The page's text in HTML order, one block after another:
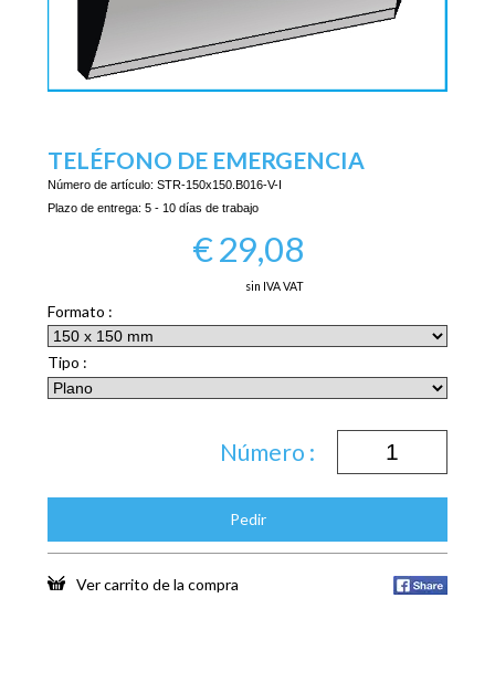
TELÉFONO DE EMERGENCIA
Número de artículo: STR-150x150.B016-V-I
Plazo de entrega: 5 - 10 días de trabajo
€29,08
sin IVA VAT
Formato :
Tipo :
Número :
Pedir
Ver carrito de la compra